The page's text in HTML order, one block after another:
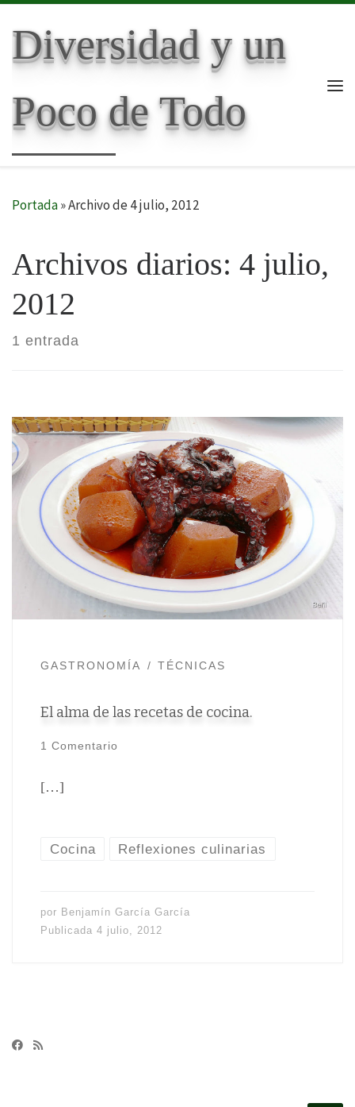
Diversidad y un
Poco de Todo
Portada»Archivo de 4 julio, 2012
Archivos diarios: 4 julio,
2012
1 entrada
GASTRONOMÍA TÉCNICAS
El alma de las recetas de cocina.
1 Comentario
[…]
Cocina Reflexiones culinarias
por Benjamín García García
Publicada 4 julio, 2012